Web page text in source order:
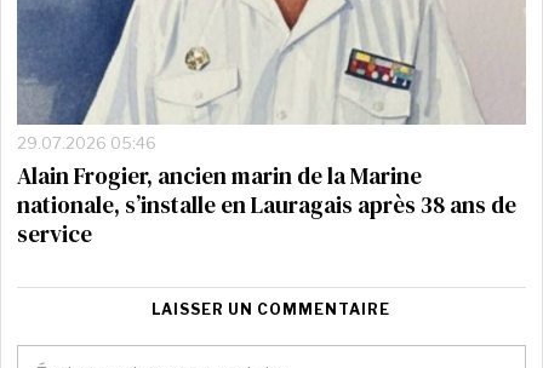
29.07.2026 05:46
Alain Frogier, ancien marin de la Marine
nationale, s’installe en Lauragais après 38 ans de
service
LAISSER UN COMMENTAIRE